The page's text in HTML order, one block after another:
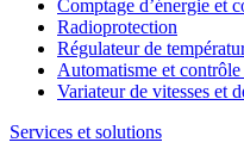
Comptage d’énergie et
Radioprotection
Régulateur de
Automatisme et
Variateur de vitesses et
Services et solutions